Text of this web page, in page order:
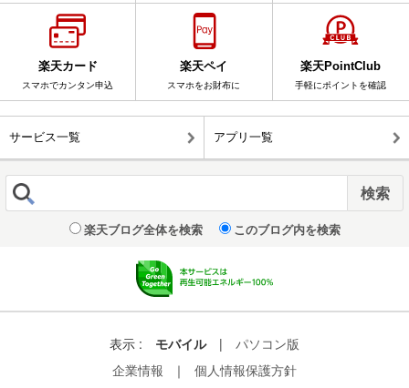
楽天カード
スマホでカンタン申込
楽天ペイ
スマホをお財布に
楽天PointClub
手軽にポイントを確認
サービス一覧 アプリ一覧
楽天ブログ全体を検索 このブログ内を検索
表示 : モバイル |
パソコン版
企業情報
｜ 個人情報保護方針